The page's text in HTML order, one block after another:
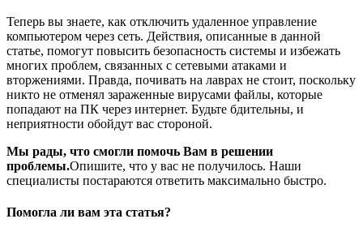
Теперь вы знаете, как отключить удаленное управление
компьютером через сеть. Действия, описанные в данной
статье, помогут повысить безопасность системы и избежать
многих проблем, связанных с сетевыми атаками и
вторжениями. Правда, почивать на лаврах не стоит, поскольку
никто не отменял зараженные вирусами файлы, которые
попадают на ПК через интернет. Будьте бдительны, и
неприятности обойдут вас стороной.
Мы рады, что смогли помочь Вам в решении
проблемы.Опишите, что у вас не получилось. Наши
специалисты постараются ответить максимально быстро.
Помогла ли вам эта статья?